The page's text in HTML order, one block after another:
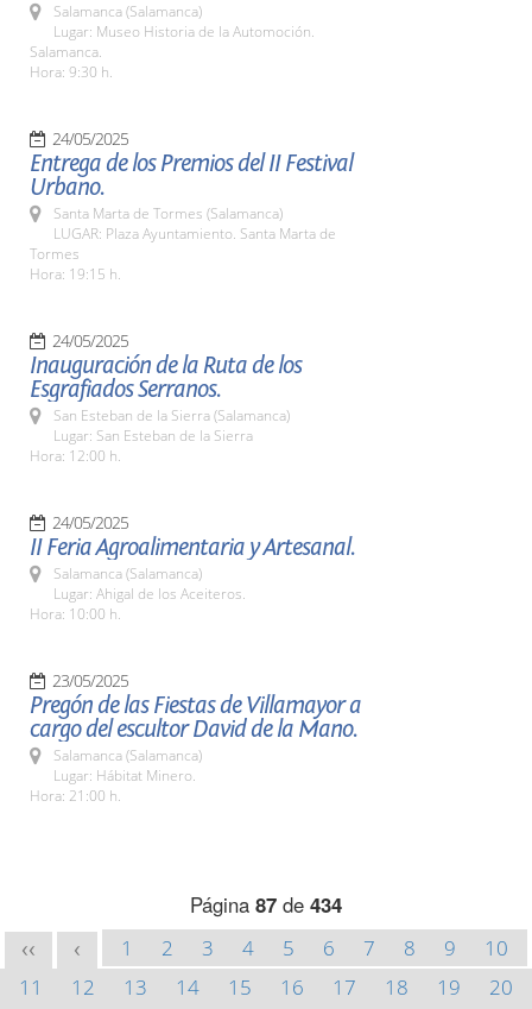
Salamanca (Salamanca)
Lugar: Museo Historia de la Automoción.
Salamanca.
Hora: 9:30 h.
24/05/2025
Entrega de los Premios del II Festival
Urbano.
Santa Marta de Tormes (Salamanca)
LUGAR: Plaza Ayuntamiento. Santa Marta de
Tormes
Hora: 19:15 h.
24/05/2025
Inauguración de la Ruta de los
Esgrafiados Serranos.
San Esteban de la Sierra (Salamanca)
Lugar: San Esteban de la Sierra
Hora: 12:00 h.
24/05/2025
II Feria Agroalimentaria y Artesanal.
Salamanca (Salamanca)
Lugar: Ahigal de los Aceiteros.
Hora: 10:00 h.
23/05/2025
Pregón de las Fiestas de Villamayor a
cargo del escultor David de la Mano.
Salamanca (Salamanca)
Lugar: Hábitat Minero.
Hora: 21:00 h.
Página 87 de 434
<< < 1 2 3 4 5 6 7 8 9
10
11
12 13 14 15 16 17 18 19
20